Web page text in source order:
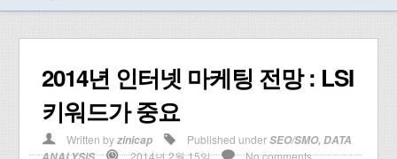
2014년 인터넷 마케팅 전망 : LSI
키워드가 중요
Written byzinicap Published underSEO/SMO,DATA
2014년 2월 15일 No comments